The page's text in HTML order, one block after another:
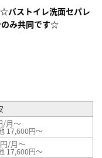
録
バストイレ洗面セパレ
み共同です☆
/月～
17,600円～
円/月～
17,600円～